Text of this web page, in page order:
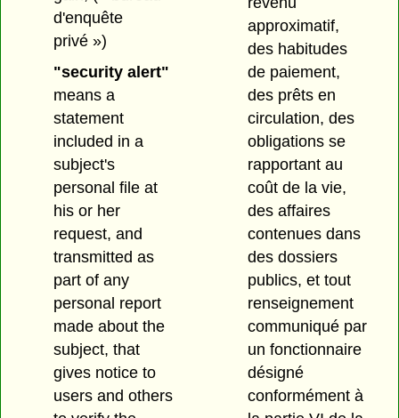
d'enquête
privé »)
"security alert"
means a
statement
included in a
subject's
personal file at
his or her
request, and
transmitted as
part of any
personal report
made about the
subject, that
gives notice to
users and others
approximatif,
des habitudes
de paiement,
des prêts en
circulation, des
obligations se
rapportant au
coût de la vie,
des affaires
contenues dans
des dossiers
publics, et tout
renseignement
communiqué par
un fonctionnaire
désigné
conformément à